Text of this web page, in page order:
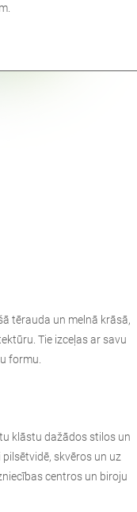
tērauda un melnā krāsā,
Tie izceļas ar savu
formu.
klāstu dažādos stilos un
skvēros un uz
centros un biroju